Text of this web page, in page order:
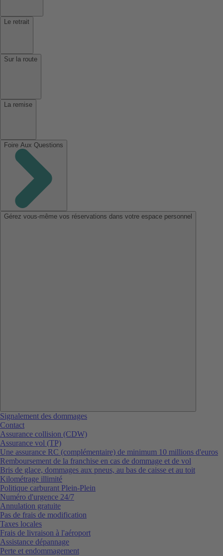
Le retrait
Sur la route
La remise
Foire Aux Questions
Gérez vous-même vos réservations dans votre espace personnel
Signalement des dommages
Contact
Assurance collision (CDW)
Assurance vol (TP)
Une assurance RC (complémentaire) de minimum 10 millions d'euros
Remboursement de la franchise en cas de dommage et de vol
Bris de glace, dommages aux pneus, au bas de caisse et au toit
Kilométrage illimité
Politique carburant Plein-Plein
Numéro d'urgence 24/7
Annulation gratuite
Pas de frais de modification
Taxes locales
Frais de livraison à l'aéroport
Assistance dépannage
Perte et endommagement